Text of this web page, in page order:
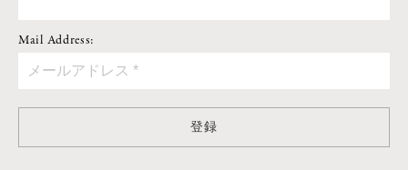
Mail Address:
登録